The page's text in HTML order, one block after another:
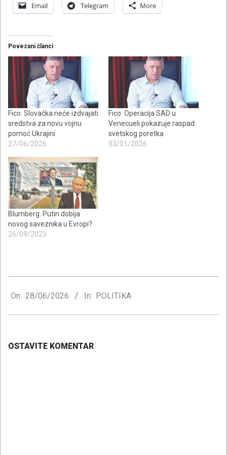
Email Telegram More
Povezani članci
Fico: Slovačka neće izdvajati
sredstva za novu vojnu
pomoć Ukrajini
27/06/2026
Fico: Operacija SAD u
Venecueli pokazuje raspad
svetskog poretka
03/01/2026
Blumberg: Putin dobija
novog saveznika u Evropi?
26/09/2023
06-
On: 28/06/2026 In: POLITIKA
OSTAVITE KOMENTAR